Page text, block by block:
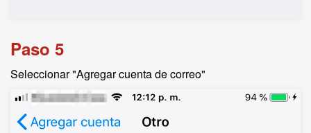
Paso 5
Seleccionar "Agregar cuenta de correo"